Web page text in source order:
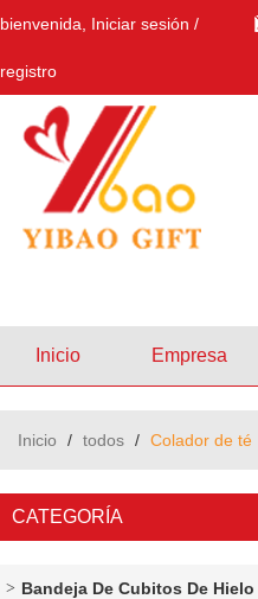
bienvenida, Iniciar sesión /
registro
Inicio Empresa
Inicio / todos / Colador de té
CATEGORÍA
Bandeja De Cubitos De Hielo De Silicona